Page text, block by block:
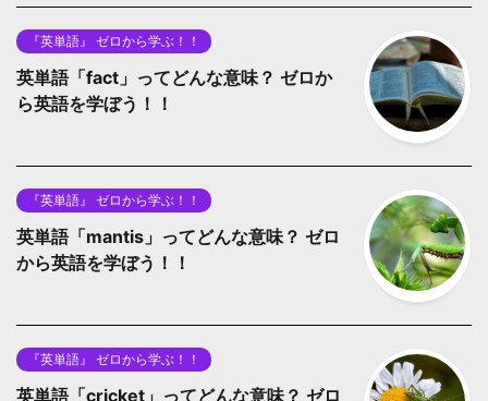
『英単語』 ゼロから学ぶ！！
英単語「fact」ってどんな意味？ ゼロか
ら英語を学ぼう！！
『英単語』 ゼロから学ぶ！！
英単語「mantis」ってどんな意味？ ゼロ
から英語を学ぼう！！
『英単語』 ゼロから学ぶ！！
英単語「cricket」ってどんな意味？ ゼロ